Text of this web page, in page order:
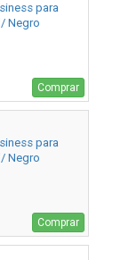
para
Negro
Comprar
para
Negro
Comprar